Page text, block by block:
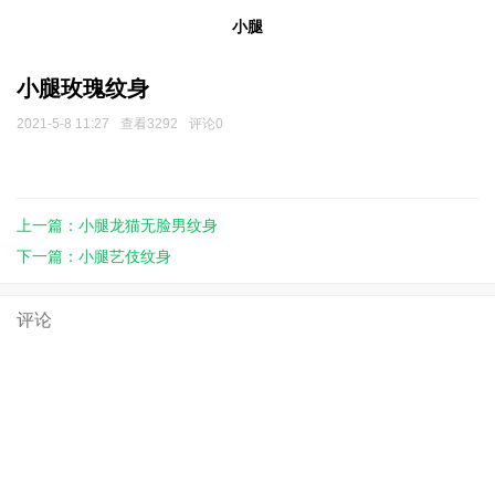
小腿
小腿玫瑰纹身
2021-5-8 11:27 查看3292 评论0
上一篇：小腿龙猫无脸男纹身
下一篇：小腿艺伎纹身